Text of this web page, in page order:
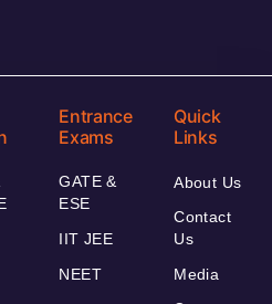
Entrance
Exams
GATE &
ESE
IIT JEE
NEET
Quick
Links
About Us
Contact
Us
Media